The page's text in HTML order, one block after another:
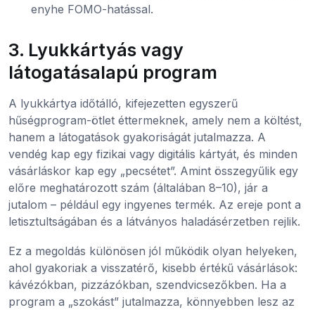
enyhe FOMO-hatással.
3. Lyukkártyás vagy
látogatásalapú program
A lyukkártya időtálló, kifejezetten egyszerű
hűségprogram-ötlet éttermeknek, amely nem a költést,
hanem a látogatások gyakoriságát jutalmazza. A
vendég kap egy fizikai vagy digitális kártyát, és minden
vásárláskor kap egy „pecsétet”. Amint összegyűlik egy
előre meghatározott szám (általában 8–10), jár a
jutalom – például egy ingyenes termék. Az ereje pont a
letisztultságában és a látványos haladásérzetben rejlik.
Ez a megoldás különösen jól működik olyan helyeken,
ahol gyakoriak a visszatérő, kisebb értékű vásárlások:
kávézókban, pizzázókban, szendvicsezőkben. Ha a
program a „szokást” jutalmazza, könnyebben lesz az